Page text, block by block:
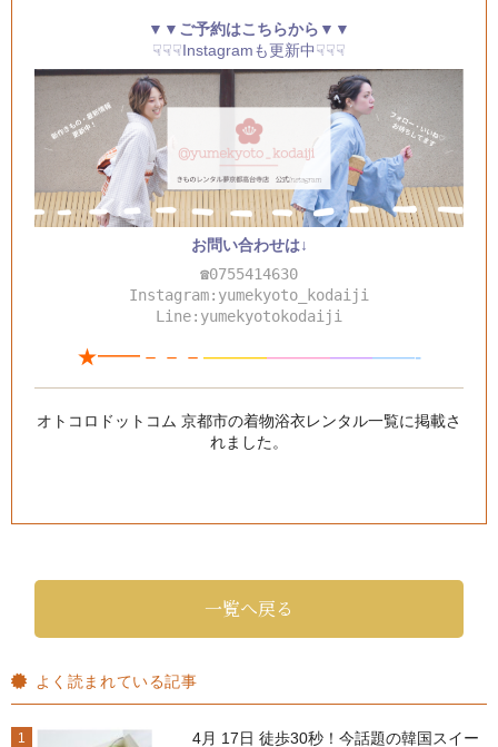
▼▼ご予約はこちらから▼▼
☟☟☟Instagramも更新中☟☟☟
お問い合わせは↓
☎0755414630
Instagram:yumekyoto_kodaiji
Line:yumekyotokodaiji
★━━－－－ ——————————-
オトコロドットコム 京都市の着物浴衣レンタル一覧に掲載さ
れました。
一覧へ戻る
よく読まれている記事
1 4月 17日 徒歩30秒！今話題の韓国スイー